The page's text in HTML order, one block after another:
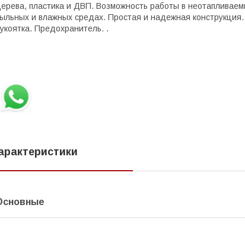
пластика и ДВП. Возможность работы в
и влажных средах. Простая и надежная
Предохранитель. .